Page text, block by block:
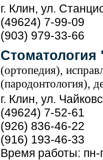
г. Клин, ул.
(49624) 7-99-09
(903) 979-33-66
(ортопедия),
(пародонтология),
г. Клин, ул.
(49624) 7-52-61
(926) 836-46-22
(916) 193-46-33
Время работы: пн-